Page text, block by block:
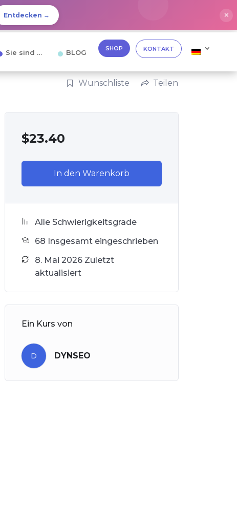
Entdecken → ✕
Sie sind … BLOG SHOP KONTAKT
Wunschliste Teilen
$23.40
In den Warenkorb
Alle Schwierigkeitsgrade
68 Insgesamt eingeschrieben
8. Mai 2026 Zuletzt
aktualisiert
Ein Kurs von
D DYNSEO